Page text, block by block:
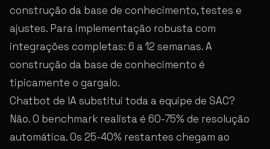
construção da base de conhecimento, testes e
ajustes. Para implementação robusta com
integrações completas: 6 a 12 semanas. A
construção da base de conhecimento é
tipicamente o gargalo.
Chatbot de IA substitui toda a equipe de SAC?
Não. O benchmark realista é 60-75% de resolução
automática. Os 25-40% restantes chegam ao